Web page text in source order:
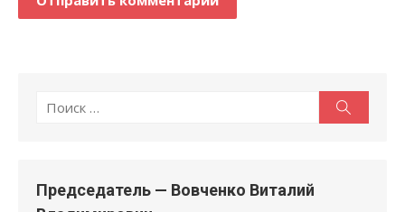
Поиск
Председатель — Вовченко Виталий